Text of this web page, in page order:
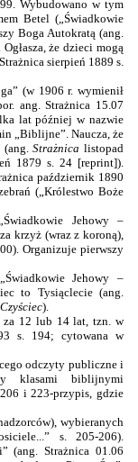
Wybudowano w tym
Betel („Świadkowie
Boga Autokratą (ang.
Ogłasza, że dzieci mogą
sierpień 1889 s.
(w 1906 r. wymienił
ang. Strażnica 15.07
lat później w nazwie
„Biblijne”. Naucza, że
(ang.Strażnica listopad
1879 s. 24 [reprint]).
październik 1890
(„Królestwo Boże
Jehowy –
krzyż (wraz z koroną),
Organizuje pierwszy
Jehowy –
to Tysiąclecie (ang.
Czyściec).
za 12 lub 14 lat, tzn. w
s. 194; cytowana w
odczyty publiczne i
klasami biblijnymi
i 223-przypis, gdzie
wybieranych
s. 205-206).
(ang. Strażnica 01.06